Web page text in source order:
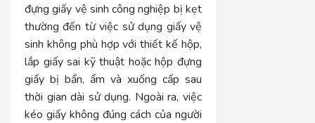
đựng giấy vệ sinh công nghiệp bị kẹt
thường đến từ việc sử dụng giấy vệ
sinh không phù hợp với thiết kế hộp,
lắp giấy sai kỹ thuật hoặc hộp đựng
giấy bị bẩn, ẩm và xuống cấp sau
thời gian dài sử dụng. Ngoài ra, việc
kéo giấy không đúng cách của người